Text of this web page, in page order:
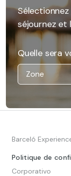
séjournez et
Quelle sera
Barceló
Politique de
Corporativo